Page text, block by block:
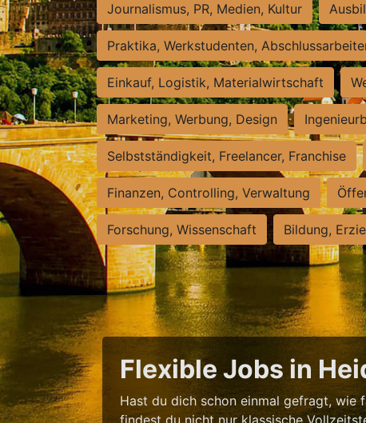
Journalismus, PR, Medien, Kultur
Praktika, Werkstudenten,
Einkauf, Logistik, Materialwirtschaft
Marketing, Werbung, Design
Selbstständigkeit, Freelancer, Franchise
Finanzen, Controlling, Verwaltung
Forschung, Wissenschaft Bildung,
Flexible Jobs in
Hast du dich schon einmal gefragt,